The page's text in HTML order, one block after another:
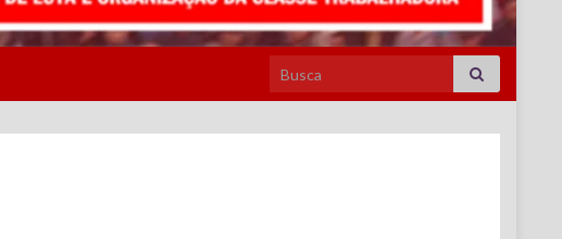
Search for: